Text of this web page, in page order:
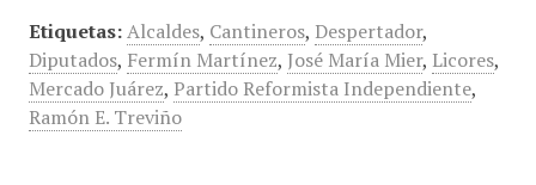
Etiquetas: Alcaldes, Cantineros, Despertador,
Diputados, Fermín Martínez, José María Mier, Licores,
Mercado Juárez, Partido Reformista Independiente,
Ramón E. Treviño